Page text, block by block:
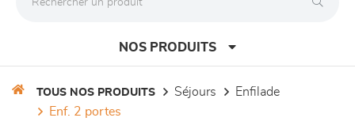
NOS PRODUITS
TOUS NOS PRODUITS séjours
enfilade
enf. 2 portes